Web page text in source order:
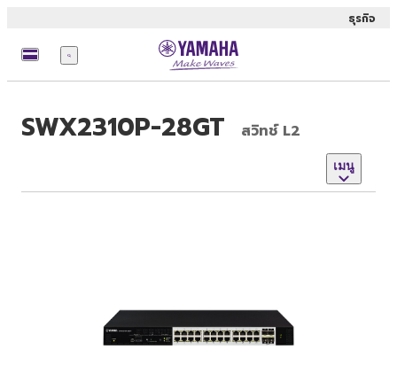
ธุรกิจ
เมนู
SWX2310P-28GT สวิทช์ L2
เมนู